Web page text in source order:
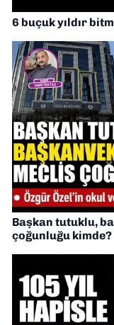
6 buçuk yıldır
Başkan tutuklu,
çoğunluğu kimde?